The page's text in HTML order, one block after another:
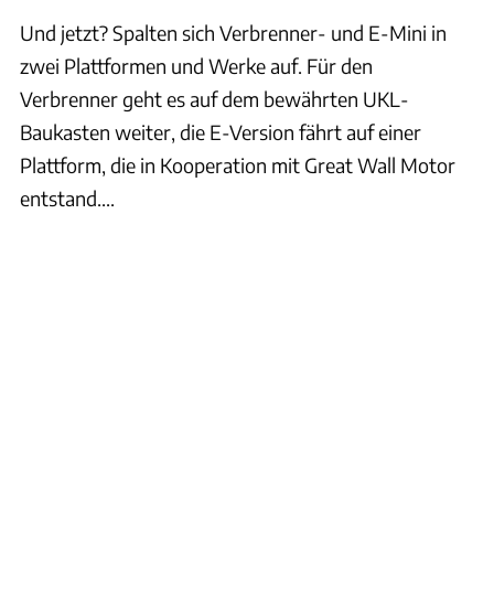
Und jetzt? Spalten sich Verbrenner- und E-Mini in
zwei Plattformen und Werke auf. Für den
Verbrenner geht es auf dem bewährten UKL-
Baukasten weiter, die E-Version fährt auf einer
Plattform, die in Kooperation mit Great Wall Motor
entstand....